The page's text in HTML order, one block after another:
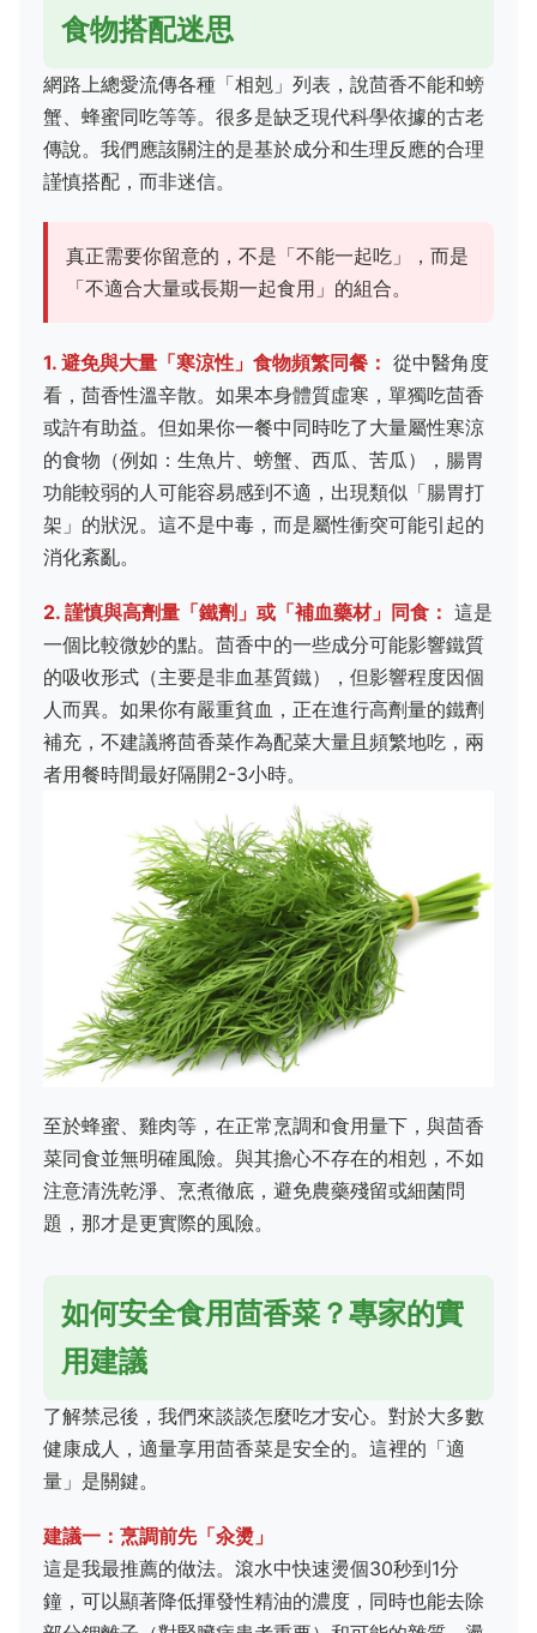
食物搭配迷思
網路上總愛流傳各種「相剋」列表，說茴香不能和螃
蟹、蜂蜜同吃等等。很多是缺乏現代科學依據的古老
傳說。我們應該關注的是基於成分和生理反應的合理
謹慎搭配，而非迷信。
真正需要你留意的，不是「不能一起吃」，而是
「不適合大量或長期一起食用」的組合。
1. 避免與大量「寒涼性」食物頻繁同餐： 從中醫角度
看，茴香性溫辛散。如果本身體質虛寒，單獨吃茴香
或許有助益。但如果你一餐中同時吃了大量屬性寒涼
的食物（例如：生魚片、螃蟹、西瓜、苦瓜），腸胃
功能較弱的人可能容易感到不適，出現類似「腸胃打
架」的狀況。這不是中毒，而是屬性衝突可能引起的
消化紊亂。
2. 謹慎與高劑量「鐵劑」或「補血藥材」同食： 這是
一個比較微妙的點。茴香中的一些成分可能影響鐵質
的吸收形式（主要是非血基質鐵），但影響程度因個
人而異。如果你有嚴重貧血，正在進行高劑量的鐵劑
補充，不建議將茴香菜作為配菜大量且頻繁地吃，兩
者用餐時間最好隔開2-3小時。
至於蜂蜜、雞肉等，在正常烹調和食用量下，與茴香
菜同食並無明確風險。與其擔心不存在的相剋，不如
注意清洗乾淨、烹煮徹底，避免農藥殘留或細菌問
題，那才是更實際的風險。
如何安全食用茴香菜？專家的實
用建議
了解禁忌後，我們來談談怎麼吃才安心。對於大多數
健康成人，適量享用茴香菜是安全的。這裡的「適
量」是關鍵。
建議一：烹調前先「汆燙」
這是我最推薦的做法。滾水中快速燙個30秒到1分
鐘，可以顯著降低揮發性精油的濃度，同時也能去除